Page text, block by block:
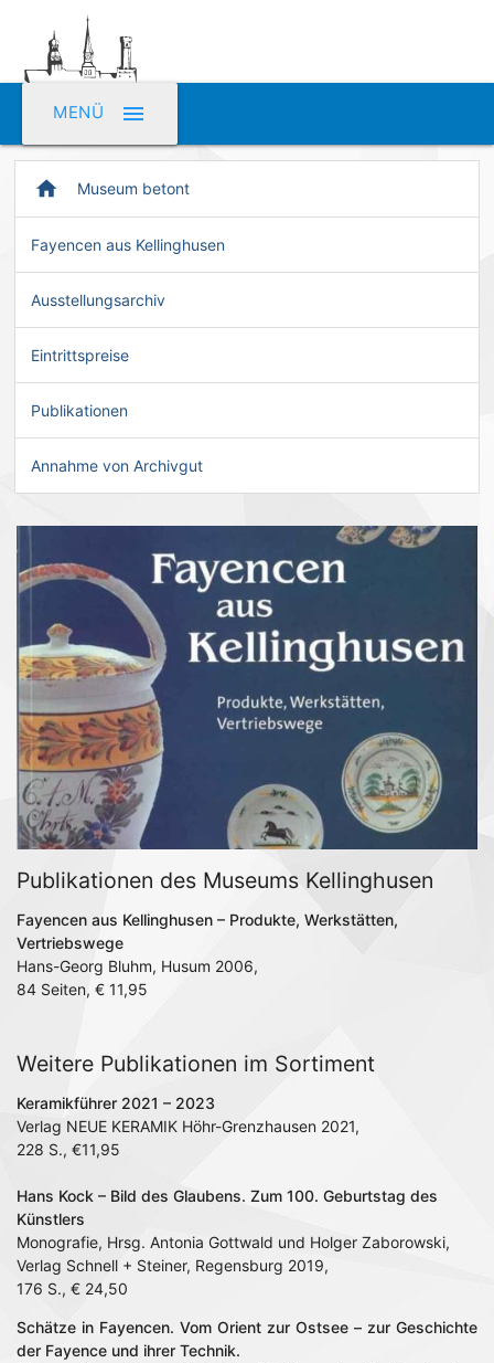
menu
MENÜ
home Museum betont
Fayencen aus Kellinghusen
Ausstellungsarchiv
Eintrittspreise
Publikationen
Annahme von Archivgut
Publikationen des Museums Kellinghusen
Fayencen aus Kellinghusen – Produkte, Werkstätten,
Vertriebswege
Hans-Georg Bluhm, Husum 2006,
84 Seiten, € 11,95
Weitere Publikationen im Sortiment
Keramikführer 2021 – 2023
Verlag NEUE KERAMIK Höhr-Grenzhausen 2021,
228 S., €11,95
Hans Kock – Bild des Glaubens. Zum 100. Geburtstag des
Künstlers
Monografie, Hrsg. Antonia Gottwald und Holger Zaborowski,
Verlag Schnell + Steiner, Regensburg 2019,
176 S., € 24,50
Schätze in Fayencen. Vom Orient zur Ostsee – zur Geschichte
der Fayence und ihrer Technik.